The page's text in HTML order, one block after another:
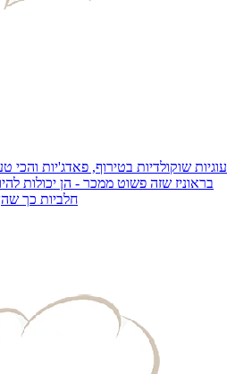
עוגיות שוקולדיות בטירוף, פאדג'יות
בראוניז שזה פשוט ממכר - הן יכולות
חלביות כך